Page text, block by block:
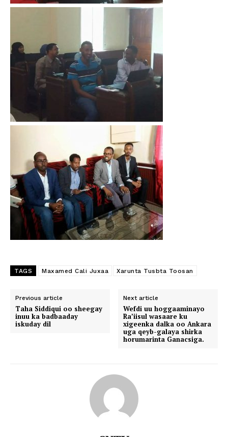
TAGS Maxamed Cali Juxaa Xarunta Tusbta Toosan
Previous article
Taha Siddiqui oo sheegay
inuu ka badbaaday
iskuday dil
Next article
Wefdi uu hoggaaminayo
Ra’iisul wasaare ku
xigeenka dalka oo Ankara
uga qeyb-galaya shirka
horumarinta Ganacsiga.